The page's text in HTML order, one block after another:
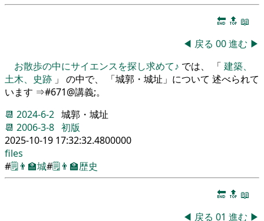
🔚 🔝 📖
◀ 戻る 00進む ▶
お散歩の中にサイエンスを探し求めて♪ では、 「 建築、
土木、史跡 」 の中で、 「城郭・城址」について 述べられて
います ⇒#671@講義;。
📆 2024-6-2 城郭・城址
📆 2006-3-8 初版
2025-10-19 17:32:32.4800000
files
#🗒️👨‍🏫城#🗒️👨‍🏫歴史
🔚 🔝 📖
◀ 戻る 01 進む ▶